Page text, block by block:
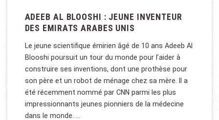
ADEEB AL BLOOSHI : JEUNE INVENTEUR
DES EMIRATS ARABES UNIS
Le jeune scientifique émirien âgé de 10 ans Adeeb Al
Blooshi poursuit un tour du monde pour l’aider à
construire ses inventions, dont une prothèse pour
son père et un robot de ménage chez sa mère. Il a
été récemment nommé par CNN parmi les plus
impressionnants jeunes pionniers de la médecine
dans le monde. …